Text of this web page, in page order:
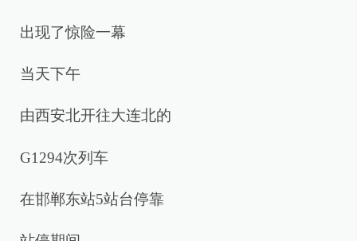
出现了惊险一幕
当天下午
由西安北开往大连北的
G1294次列车
在邯郸东站5站台停靠